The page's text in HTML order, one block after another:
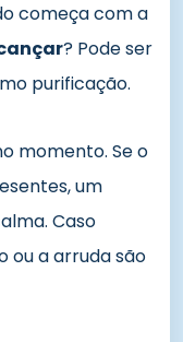
começa com a
? Pode ser
purificação.
momento. Se o
um
Caso
ou a arruda são